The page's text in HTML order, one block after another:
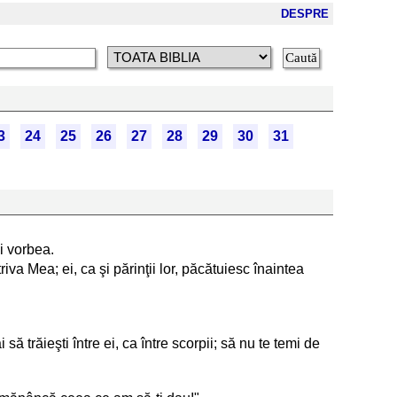
DESPRE
24 25 26 27 28 29 30 31
vorbea.
Mea; ei, ca şi părinţii lor, păcătuiesc înaintea
trăieşti între ei, ca între scorpii; să nu te temi de